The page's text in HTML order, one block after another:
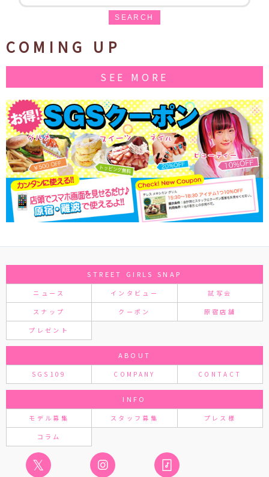
SEARCH
COMING UP
SEE MORE
STREET GIRLS SNAP
ニュース インタビュー 試写会
スナップ クーポン 原宿店舗
プレゼント
ABOUT
SGS109 COMPANY CONTACT
INFO
モデル募集 スタッフ募集 プレス様
コラム
𝕏